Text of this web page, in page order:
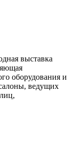
выставка
оборудования и
ведущих